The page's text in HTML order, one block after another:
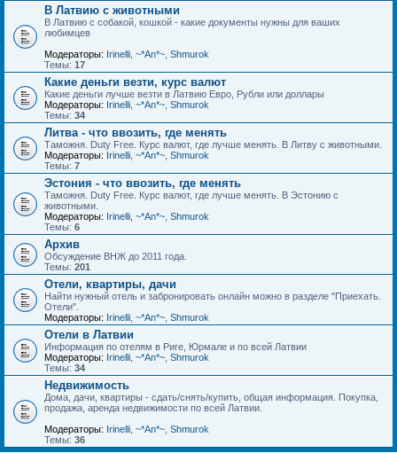
В Латвию с животными
В Латвию с собакой, кошкой - какие документы нужны для ваших
любимцев
Модераторы: Irinelli ~*An*~ Shmurok
Темы: 17
Какие деньги везти, курс валют
Какие деньги лучше везти в Латвию Евро, Рубли или доллары
Модераторы: Irinelli ~*An*~ Shmurok
Темы: 34
Литва - что ввозить, где менять
Таможня. Duty Free. Курс валют, где лучше менять. В Литву с животными.
Модераторы: Irinelli ~*An*~ Shmurok
Темы: 7
Эстония - что ввозить, где менять
Таможня. Duty Free. Курс валют, где лучше менять. В Эстонию с
животными.
Модераторы: Irinelli ~*An*~ Shmurok
Темы: 6
Архив
Обсуждение ВНЖ до 2011 года.
Темы: 201
Отели, квартиры, дачи
Найти нужный отель и забронировать онлайн можно в разделе "Приехать.
Отели".
Модераторы: Irinelli ~*An*~ Shmurok
Отели в Латвии
Информация по отелям в Риге, Юрмале и по всей Латвии
Модераторы: Irinelli ~*An*~ Shmurok
Темы: 34
Недвижимость
Дома, дачи, квартиры - сдать/снять/купить, общая информация. Покупка,
продажа, аренда недвижимости по всей Латвии.
Модераторы: Irinelli ~*An*~ Shmurok
Темы: 36